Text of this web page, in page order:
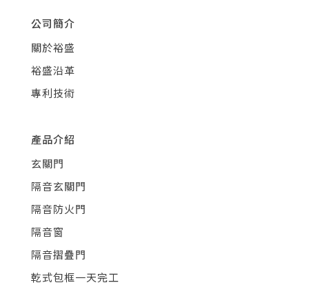
公司簡介
關於裕盛
裕盛沿革
專利技術
產品介紹
玄關門
隔音玄關門
隔音防火門
隔音窗
隔音摺疊門
乾式包框一天完工